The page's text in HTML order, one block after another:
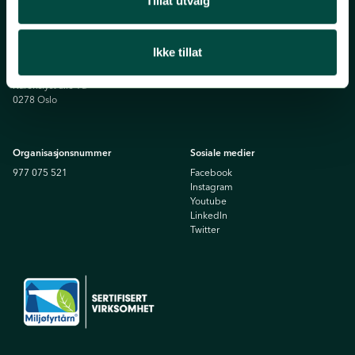
Ikke tillat
Telefon
Karenslyst allé 9a
0278 Oslo
Postboks 91 Skøyen
Organisasjonsnummer
977 075 521
Sosiale medier
Facebook
Instagram
Youtube
Linkedln
Twitter